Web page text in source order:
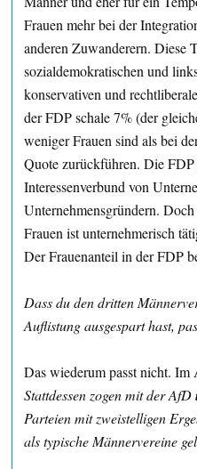
Frauen mehr bei der
anderen Zuwanderern. Diese
sozialdemokratischen und
konservativen und
der FDP schale 7% (der
weniger Frauen sind als bei
Quote zurückführen. Die
Interessenverbund von
Unternehmensgründern.
Frauen ist unternehmerisch
Der Frauenanteil in der FDP
Dass du den dritten
Auflistung ausgespart hast,
Das wiederum passt nicht. Im
Stattdessen zogen mit der AfD
Parteien mit zweistelligen
als typische Männervereine